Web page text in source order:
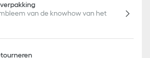
van de knowhow van het